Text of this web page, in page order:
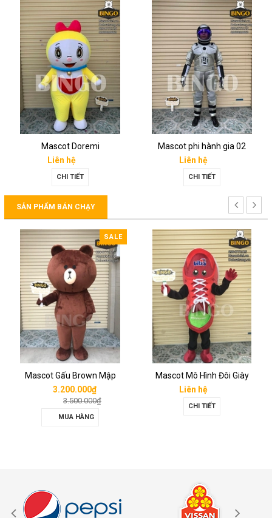
Mascot Doremi
Liên hệ
CHI TIẾT
Mascot phi hành gia 02
Liên hệ
CHI TIẾT
SẢN PHẨM BÁN CHẠY
SALE
Mascot Gấu Brown Mập
3.200.000₫
3.500.000₫
MUA HÀNG
Mascot Mô Hình Đôi Giày
Liên hệ
CHI TIẾT